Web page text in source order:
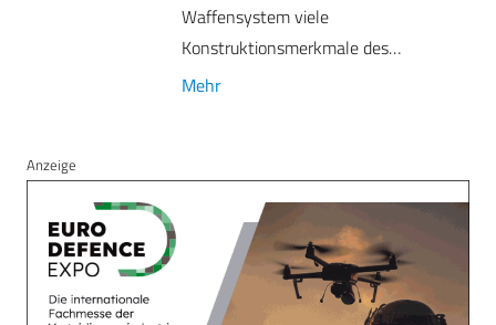
Waffensystem viele
Konstruktionsmerkmale des…
Mehr
Anzeige